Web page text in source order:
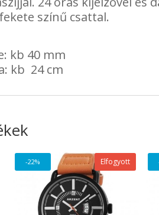
színű csattal.
kb 40 mm
kb 24 cm
-22% Elfogyott